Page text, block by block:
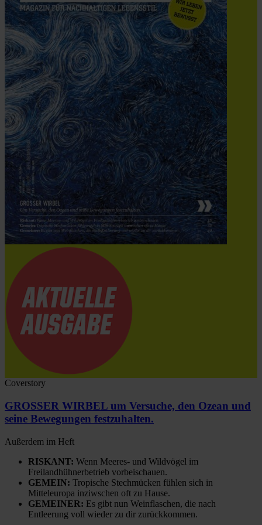
Coverstory
GROSSER WIRBEL um Versuche, den Ozean und
seine Bewegungen festzuhalten.
Außerdem im Heft
RISKANT: Wenn Meeres- und Wildvögel im
Freilandhühnerbetrieb vorbeischauen.
GEMEIN: Tropische Stechmücken fühlen sich in
Mitteleuropa inziwschen oft zu Hause.
GEMEINER: Es gibt nun Weinflaschen, die nach
Entleerung voll wieder zu dir zurückkommen.